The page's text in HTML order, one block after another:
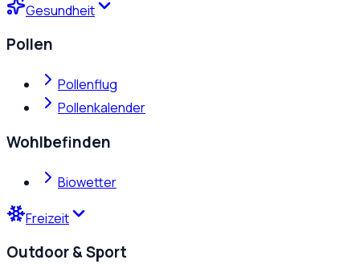
Gesundheit
Pollen
Pollenflug
Pollenkalender
Wohlbefinden
Biowetter
Freizeit
Outdoor & Sport